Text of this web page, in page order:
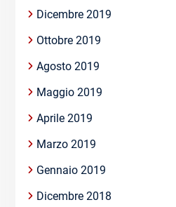
Dicembre 2019
Ottobre 2019
Agosto 2019
Maggio 2019
Aprile 2019
Marzo 2019
Gennaio 2019
Dicembre 2018